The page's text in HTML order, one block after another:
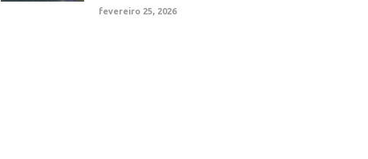
fevereiro 25, 2026